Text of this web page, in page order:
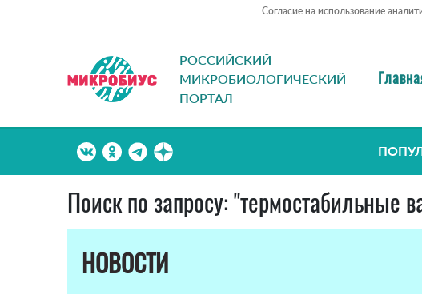
Согласие на использование
РОССИЙСКИЙ
МИКРОБИОЛОГИЧЕСКИЙ
ПОРТАЛ
Поиск по запросу: "термостабильные
НОВОСТИ